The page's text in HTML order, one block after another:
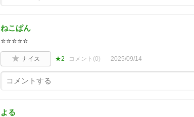
ねこぱん
⭐️⭐️⭐️⭐️⭐️
ナイス ★2 コメント(0) 2025/09/14
よる